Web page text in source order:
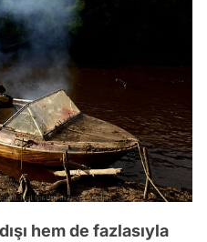
hem de fazlasıyla